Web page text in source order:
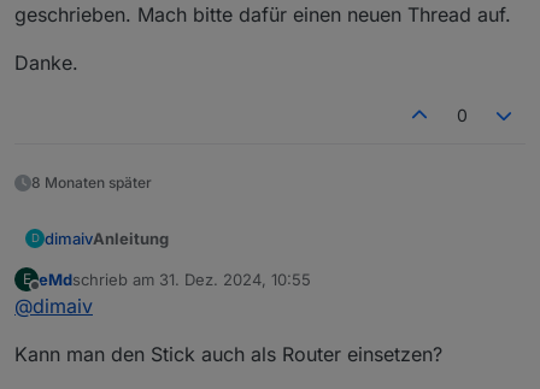
geschrieben. Mach bitte dafür einen neuen Thread auf.
Danke.
0
8 Monaten später
D dimaivAnleitung
Stick mit einem Ebyte Modul:
E
Offline
eMdschrieb am 31. Dez. 2024, 10:55
zuletzt editiert von
@dimaiv
Kann man den Stick auch als Router einsetzen?